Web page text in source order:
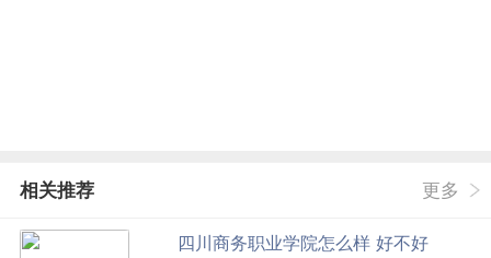
相关推荐 更多
四川商务职业学院怎么样 好不好